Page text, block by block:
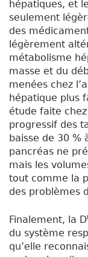
hépatiques, et
seulement
des
légèrement
métabolisme
masse et du
menées chez
hépatique plus
étude faite
progressif des
baisse de 30 %
pancréas ne
mais les
tout comme la
des problèmes
Finalement, la D
du système
qu’elle